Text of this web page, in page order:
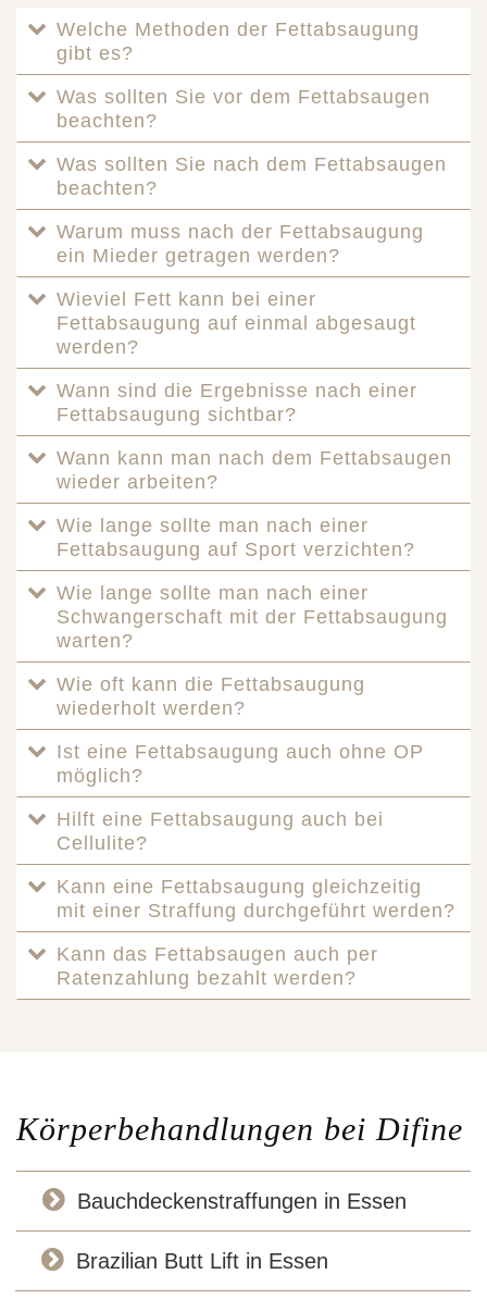
Welche Methoden der Fettabsaugung
gibt es?
Was sollten Sie vor dem Fettabsaugen
beachten?
Was sollten Sie nach dem Fettabsaugen
beachten?
Warum muss nach der Fettabsaugung
ein Mieder getragen werden?
Wieviel Fett kann bei einer
Fettabsaugung auf einmal abgesaugt
werden?
Wann sind die Ergebnisse nach einer
Fettabsaugung sichtbar?
Wann kann man nach dem Fettabsaugen
wieder arbeiten?
Wie lange sollte man nach einer
Fettabsaugung auf Sport verzichten?
Wie lange sollte man nach einer
Schwangerschaft mit der Fettabsaugung
warten?
Wie oft kann die Fettabsaugung
wiederholt werden?
Ist eine Fettabsaugung auch ohne OP
möglich?
Hilft eine Fettabsaugung auch bei
Cellulite?
Kann eine Fettabsaugung gleichzeitig
mit einer Straffung durchgeführt werden?
Kann das Fettabsaugen auch per
Ratenzahlung bezahlt werden?
Körperbehandlungen bei Difine
Bauchdeckenstraffungen in Essen
Brazilian Butt Lift in Essen